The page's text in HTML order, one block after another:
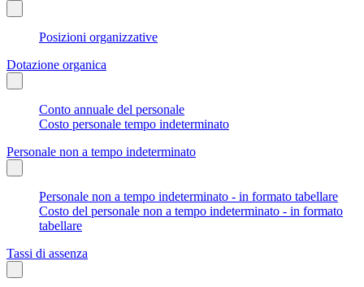
Posizioni organizzative
Dotazione organica
Conto annuale del personale
Costo personale tempo indeterminato
Personale non a tempo indeterminato
Personale non a tempo indeterminato - in formato tabellare
Costo del personale non a tempo indeterminato - in formato
tabellare
Tassi di assenza